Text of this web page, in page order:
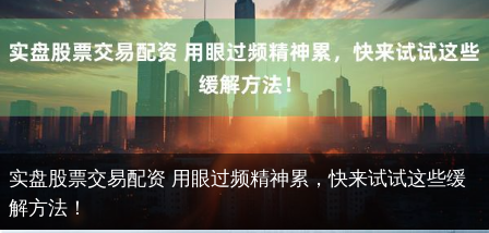
实盘股票交易配资 用眼过频精神累，快来试试这些缓
解方法！